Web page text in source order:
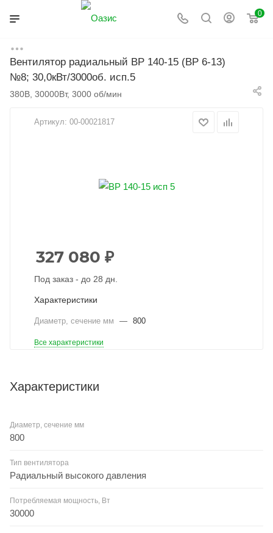
0
Главная Каталог Вентиляция
Вентиляторы
Радиальные вентиляторы
Вентилятор радиальный ВР 140-15 (ВР 6-13)
№8; 30,0кВт/3000об. исп.5
380В, 30000Вт, 3000 об/мин
Артикул: 00-00021817
327 080 ₽
Под заказ - до 28 дн.
Характеристики
Диаметр, сечение мм — 800
Все характеристики
Характеристики
Диаметр, сечение мм
800
Тип вентилятора
Радиальный высокого давления
Потребляемая мощность, Вт
30000